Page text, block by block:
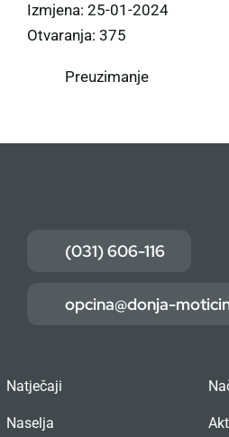
Izmjena: 25-01-2024
Otvaranja: 375
Preuzimanje
(031) 606-116
opcina@donja-
Natječaji
Naselja